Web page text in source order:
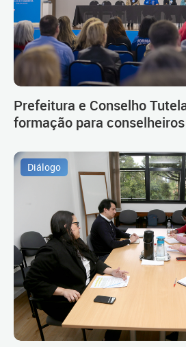
Prefeitura e Conselho
formação para conselheiros
Diálogo